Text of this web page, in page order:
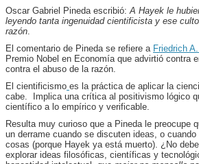
Oscar Gabriel Pineda escribió:A Hayek le
leyendo tanta ingenuidad cientificista y ese
razón.
El comentario de Pineda se refiere a Friedrich
Premio Nobel en Economía que advirtió contra
contra el abuso de la razón.
El cientificismo es la práctica de aplicar la
cabe. Implica una crítica al positivismo lógico
científico a lo empírico y verificable.
Resulta muy curioso que a Pineda le preocupe
un derrame cuando se discuten ideas, o
cosas (porque Hayek ya está muerto). ¿No
explorar ideas filosóficas, científicas y